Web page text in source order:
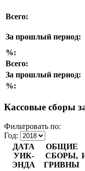
Всего:
За прошлый период:
%:
Всего:
За прошлый период:
%:
Кассовые сборы
Фильтровать по:
Год:
ДАТА
УИК-
ЭНДА
ОБЩИЕ
СБОРЫ,
ГРИВНЫ